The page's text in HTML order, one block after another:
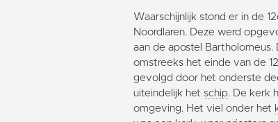
Waarschijnlijk stond er in de
Noordlaren. Deze werd
aan de apostel
omstreeks het einde van de
gevolgd door het onderste
uiteindelijk het schip. De kerk
omgeving. Het viel onder het